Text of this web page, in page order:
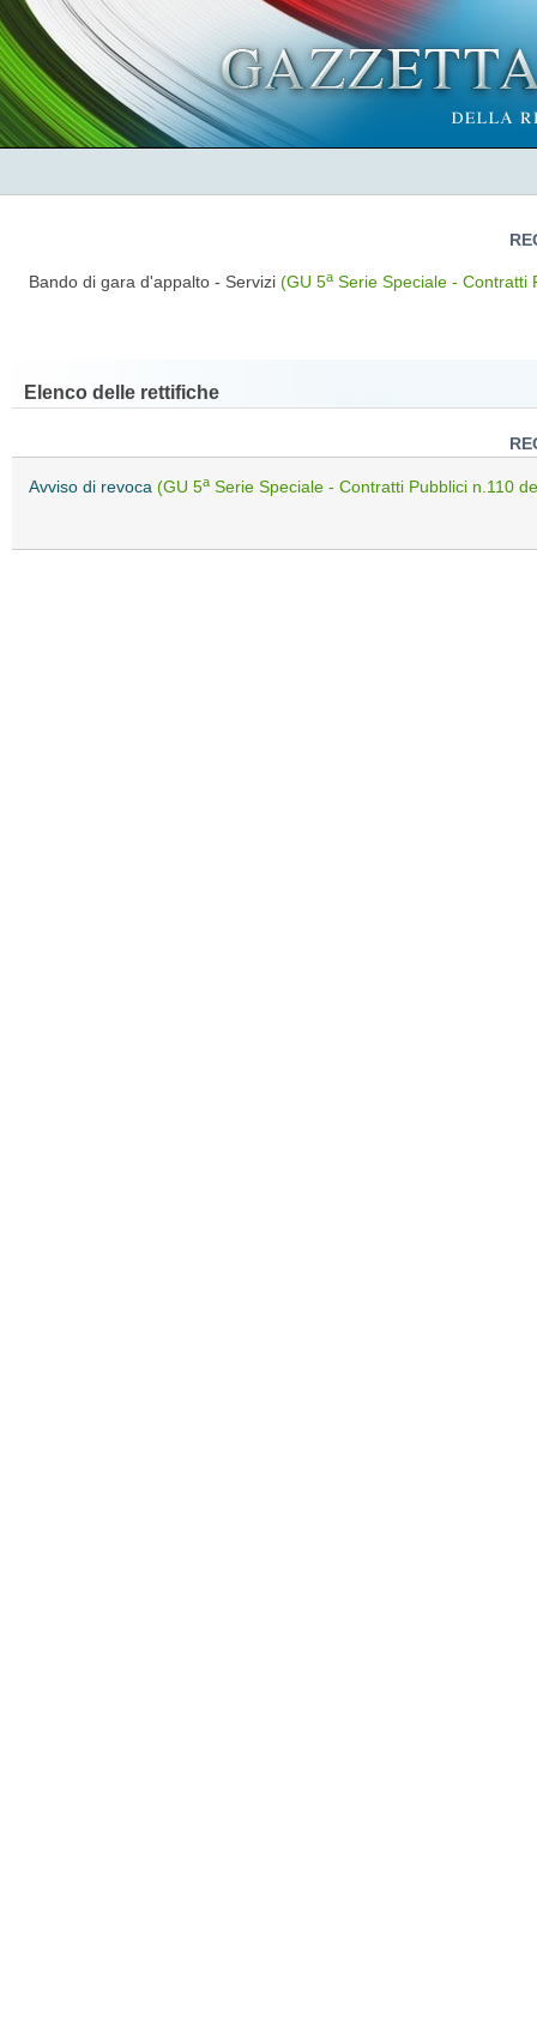
Bando di gara d'appalto - Servizi (GU 5a Serie Speciale - Contratti
Elenco delle rettifiche
Avviso di revoca (GU 5a Serie Speciale - Contratti Pubblici n.110